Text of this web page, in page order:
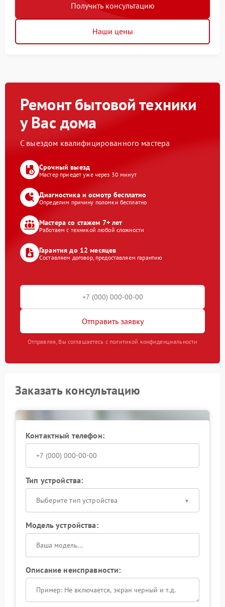
Получить консультацию
Наши цены
Ремонт бытовой техники
у Вас дома
С выездом квалифицированного мастера
Срочный выезд
Мастер приедет уже через 30 минут
Диагностика и осмотр бесплатно
Определим причину поломки бесплатно
Мастера со стажем 7+ лет
Работаем с техникой любой сложности
Гарантия до 12 месяцев
Составляем договор, предоставляем гарантию
Отправить заявку
Отправляя, Вы соглашаетесь с политикой конфиденциальности
Заказать консультацию
Контактный телефон:
Тип устройства:
Выберите тип устройства
Модель устройства:
Описание неисправности: